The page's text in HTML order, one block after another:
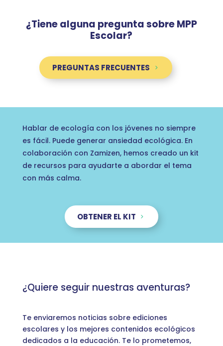
¿Tiene alguna pregunta sobre MPP
Escolar?
PREGUNTAS FRECUENTES
Hablar de ecología con los jóvenes no siempre
es fácil. Puede generar ansiedad ecológica. En
colaboración con Zamizen, hemos creado un kit
de recursos para ayudarte a abordar el tema
con más calma.
OBTENER EL KIT
¿Quiere seguir nuestras aventuras?
Te enviaremos noticias sobre ediciones
escolares y los mejores contenidos ecológicos
dedicados a la educación. Te lo prometemos,